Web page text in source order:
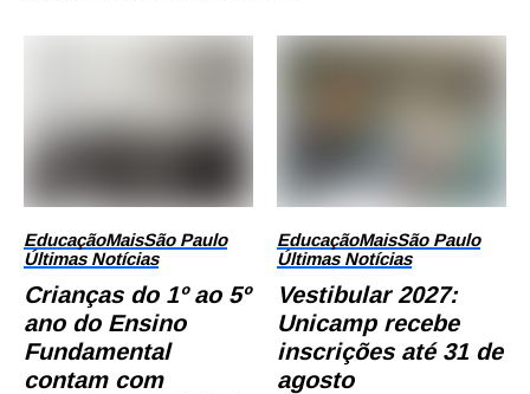
EducaçãoMaisSão Paulo
Últimas Notícias
Crianças do 1º ao 5º
ano do Ensino
Fundamental
contam com
EducaçãoMaisSão Paulo
Últimas Notícias
Vestibular 2027:
Unicamp recebe
inscrições até 31 de
agosto